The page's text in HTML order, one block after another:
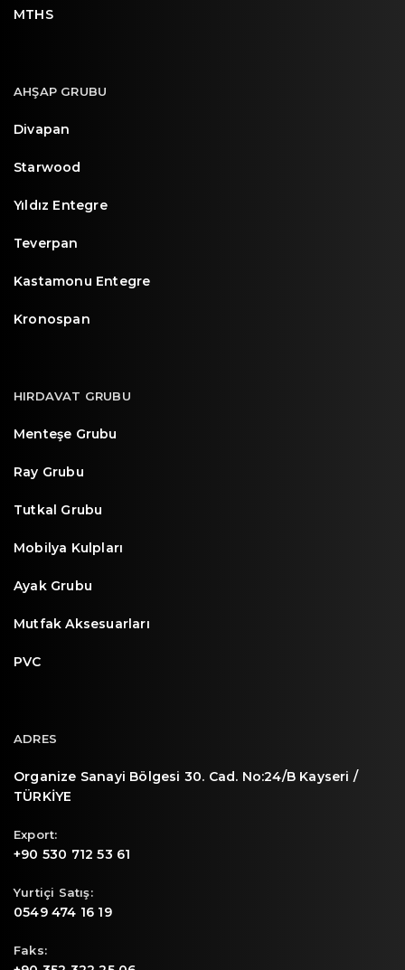
MTHS
AHŞAP GRUBU
Divapan
Starwood
Yıldız Entegre
Teverpan
Kastamonu Entegre
Kronospan
HIRDAVAT GRUBU
Menteşe Grubu
Ray Grubu
Tutkal Grubu
Mobilya Kulpları
Ayak Grubu
Mutfak Aksesuarları
PVC
ADRES
Organize Sanayi Bölgesi 30. Cad. No:24/B Kayseri /
TÜRKİYE
Export:
+90 530 712 53 61
Yurtiçi Satış:
0549 474 16 19
Faks: